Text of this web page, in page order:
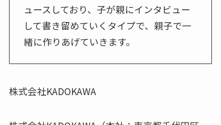
ュースしており、子が親にインタビュー
して書き留めていくタイプで、親子で一
緒に作りあげていきます。
株式会社KADOKAWA